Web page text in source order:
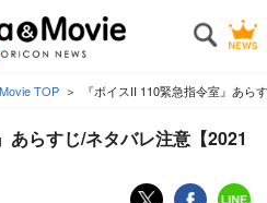
TOP 『ボイスII 110緊急指令室』あら
あらすじ/ネタバレ注意【2021